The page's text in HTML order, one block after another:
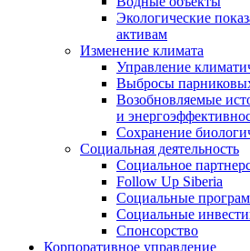
Экологические
активам
Изменение климата
Управление
Выбросы
Возобновляемые
и
Сохранение
Социальная деятельность
Социальное
Follow Up Siberia
Социальные
Социальные
Спонсорство
Корпоративное управление